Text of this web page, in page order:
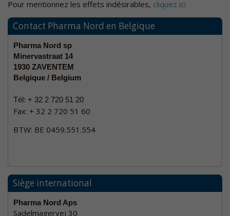
Pour mentionnez les effets indésirables, cliquez ici
Contact Pharma Nord en Belgique
Pharma Nord sp
Minervastraat 14
1930 ZAVENTEM
Belgique / Belgium
Tél: + 32 2 720 51 20
Fax: + 32 2 720 51 60
BTW: BE 0459.551.554
Siège international
Pharma Nord Aps
Sadelmagervej 30